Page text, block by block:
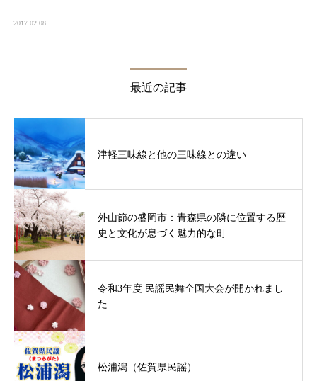
2017.02.08
最近の記事
津軽三味線と他の三味線との違い
外山節の盛岡市：青森県の隣に位置する歴
史と文化が息づく魅力的な町
令和3年度 民謡民舞全国大会が開かれまし
た
松浦潟（佐賀県民謡）